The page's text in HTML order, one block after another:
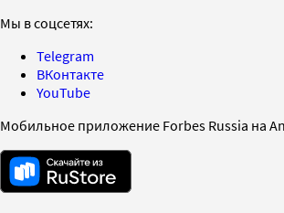
Мы в соцсетях:
Telegram
ВКонтакте
YouTube
Мобильное приложение Forbes Russia на